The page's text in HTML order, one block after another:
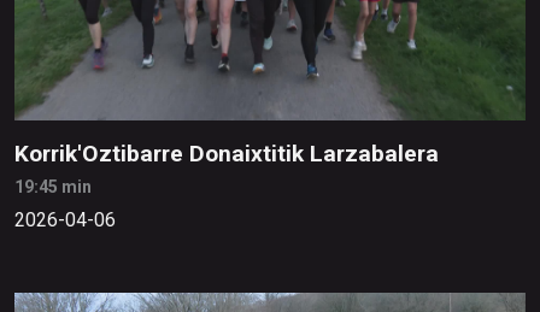
Korrik'Oztibarre Donaixtitik Larzabalera
19:45 min
2026-04-06